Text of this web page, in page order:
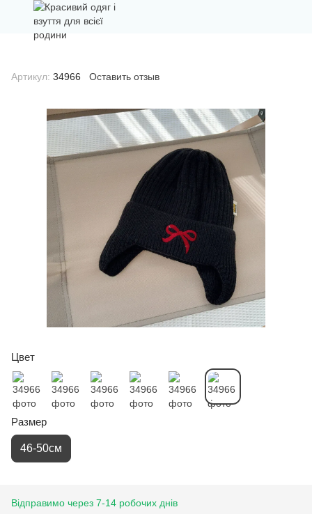
Артикул: 34966 Оставить отзыв
Цвет
Размер
46-50см
Відправимо через 7-14 робочих днів